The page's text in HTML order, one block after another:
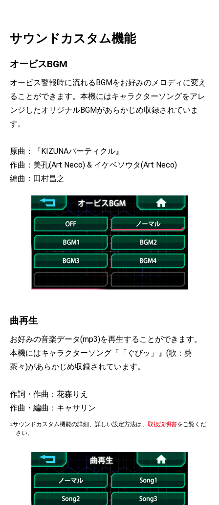
サウンドカスタム機能
オービスBGM
オービス警報時に流れるBGMをお好みのメロディに変え
ることができます。本機にはキャラクターソングをアレ
ンジしたオリジナルBGMがあらかじめ収録されていま
す。
原曲：『KIZUNAパーティクル』
作曲：美孔(Art Neco) & イケベソウタ(Art Neco)
編曲：田村昌之
曲再生
お好みの音楽データ(mp3)を再生することができます。
本機にはキャラクターソング『「ぐびッ」』(歌：葵
茶々)があらかじめ収録されています。
作詞・作曲：花森りえ
作曲・編曲：キャサリン
※サウンドカスタム機能の詳細、詳しい設定方法は、 取扱説明書をご覧くだ
さい。